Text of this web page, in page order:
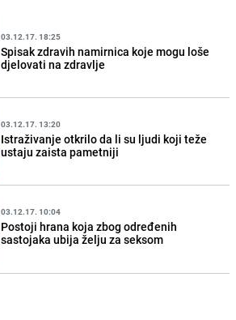
03.12.17. 18:25
Spisak zdravih namirnica koje mogu loše
djelovati na zdravlje
03.12.17. 13:20
Istraživanje otkrilo da li su ljudi koji teže
ustaju zaista pametniji
03.12.17. 10:04
Postoji hrana koja zbog određenih
sastojaka ubija želju za seksom